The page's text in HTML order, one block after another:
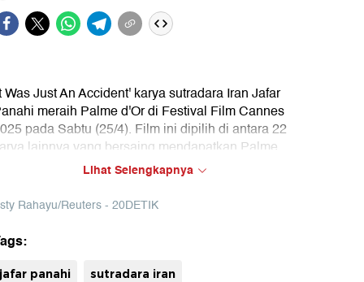
Was Just An Accident' karya sutradara Iran Jafar
meraih Palme d'Or di Festival Film Cannes
pada Sabtu (25/4). Film ini dipilih di antara 22
lainnya yang bersaing mendapatkan Palme
yang telah ditangkap beberapa kali karena
filmnya, terakhir kali hadir di Festival Film
secara langsung pada tahun 2003, ketika
Gold' diputar dalam kategori Un Certain
Regard.
Lihat Selengkapnya
Rahayu/Reuters - 20DETIK
jafar panahi sutradara iran